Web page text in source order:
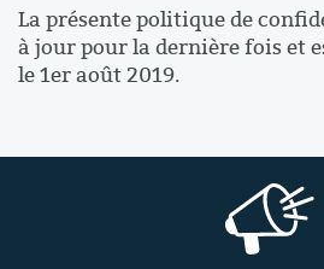
La présente politique de
à jour pour la dernière fois et
le 1er août 2019.